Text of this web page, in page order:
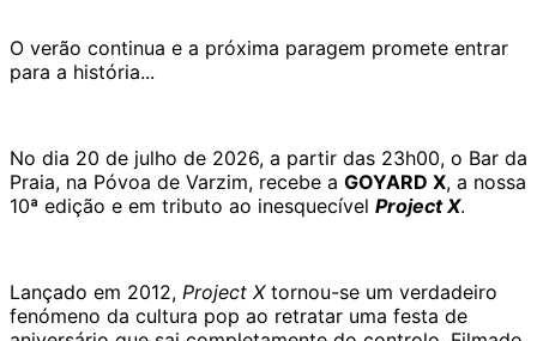
O verão continua e a próxima paragem promete entrar
para a história...
No dia 20 de julho de 2026, a partir das 23h00, o Bar da
Praia, na Póvoa de Varzim, recebe a GOYARD X, a nossa
10ª edição e em tributo ao inesquecível Project X.
Lançado em 2012, Project Xtornou-se um verdadeiro
fenómeno da cultura pop ao retratar uma festa de